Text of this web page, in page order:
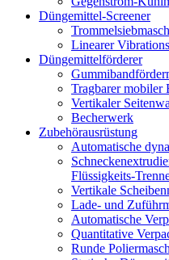
Düngemittel-Screener
Linearer
Düngemittelförderer
Tragbarer mobiler
Vertikaler
Becherwerk
Zubehörausrüstung
Automatische
Flüssigkeits-
Vertikale
Lade- und
Automatische
Quantitative
Runde